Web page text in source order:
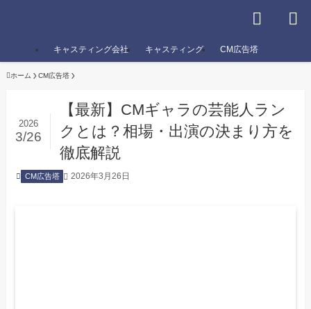
キャスティング会社 キャスティング CM広告塔
ホーム CM広告塔
【最新】CMギャラの芸能人ラン
クとは？相場・出演の決まり方を
徹底解説
2026
3/26
CM広告塔 2026年3月26日